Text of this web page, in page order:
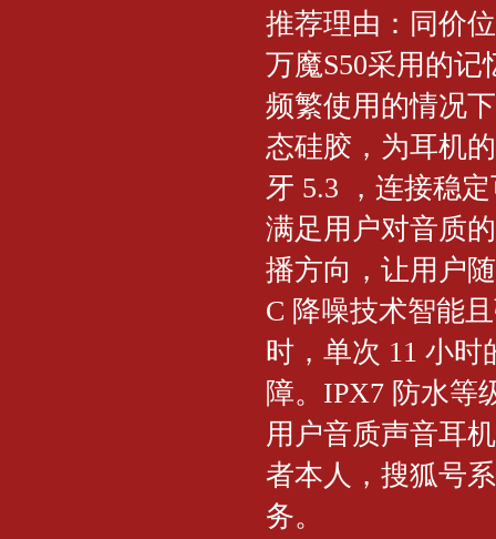
推荐理由：同价
万魔S50采用的
频繁使用的情况
态硅胶，为耳机
牙 5.3 ，连接稳
满足用户对音质
播方向，让用户
C 降噪技术智能
时，单次 11 小
障。IPX7 防水等
用户音质声音耳
者本人，搜狐号
务。